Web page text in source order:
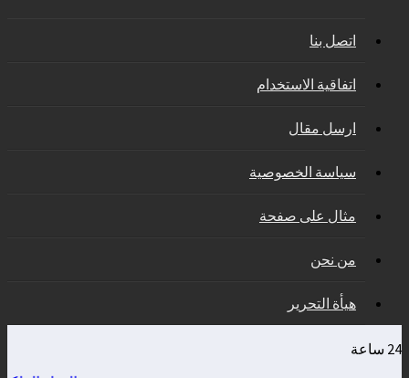
اتصل بنا
اتفاقية الاستخدام
ارسل مقال
سياسة الخصوصية
مثال على صفحة
من نحن
هيأة التحرير
24 ساعة